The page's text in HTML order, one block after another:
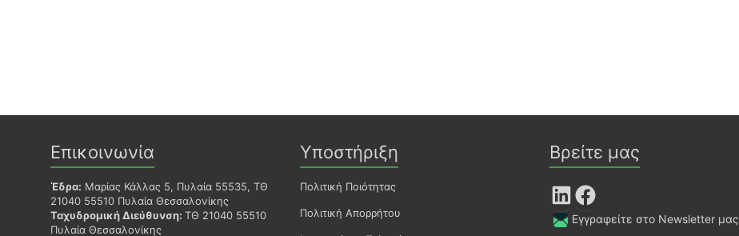
Επικοινωνία
Έδρα: Μαρίας Κάλλας 5, Πυλαία 55535, ΤΘ
21040 55510 Πυλαία Θεσσαλονίκης
Ταχυδρομική Διεύθυνση: ΤΘ 21040 55510
Πυλαία Θεσσαλονίκης
Υποστήριξη
Πολιτική Ποιότητας
Πολιτική Απορρήτου
Βρείτε μας
LinkedIn Facebook
Εγγραφείτε στο Newsletter μας